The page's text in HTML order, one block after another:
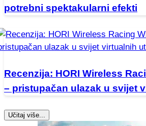
potrebni spektakularni efekti
Recenzija: HORI Wireless
– pristupačan ulazak u svijet
Učitaj više...